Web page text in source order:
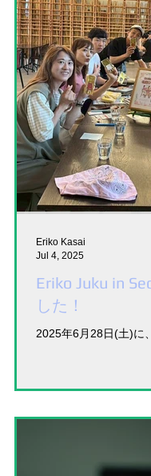
Eriko Juku in
した！
2025年6月28日(土)に、
Eriko Kasai
Jul 4, 2025